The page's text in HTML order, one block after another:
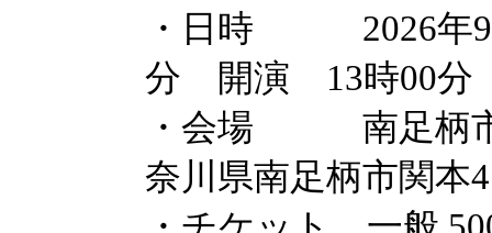
・日時 2026年9
分 開演 13時00分
・会場 南足柄
奈川県南足柄市関本